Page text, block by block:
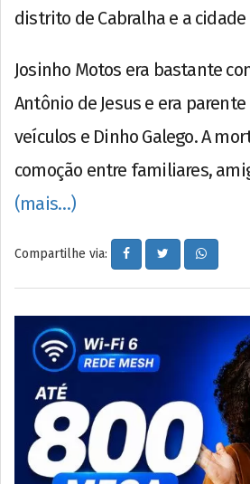
distrito de Cabralha e a cidade
Josinho Motos era bastante
Antônio de Jesus e era
veículos e Dinho Galego. A
comoção entre familiares,
(mais…)
Compartilhe via: